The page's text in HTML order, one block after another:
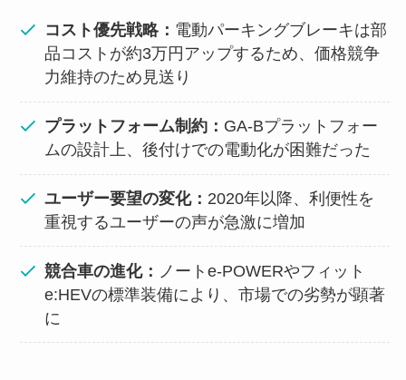
コスト優先戦略： 電動パーキングブレーキは部
品コストが約3万円アップするため、価格競争
力維持のため見送り
プラットフォーム制約： GA-Bプラットフォー
ムの設計上、後付けでの電動化が困難だった
ユーザー要望の変化： 2020年以降、利便性を
重視するユーザーの声が急激に増加
競合車の進化： ノートe-POWERやフィット
e:HEVの標準装備により、市場での劣勢が顕著
に